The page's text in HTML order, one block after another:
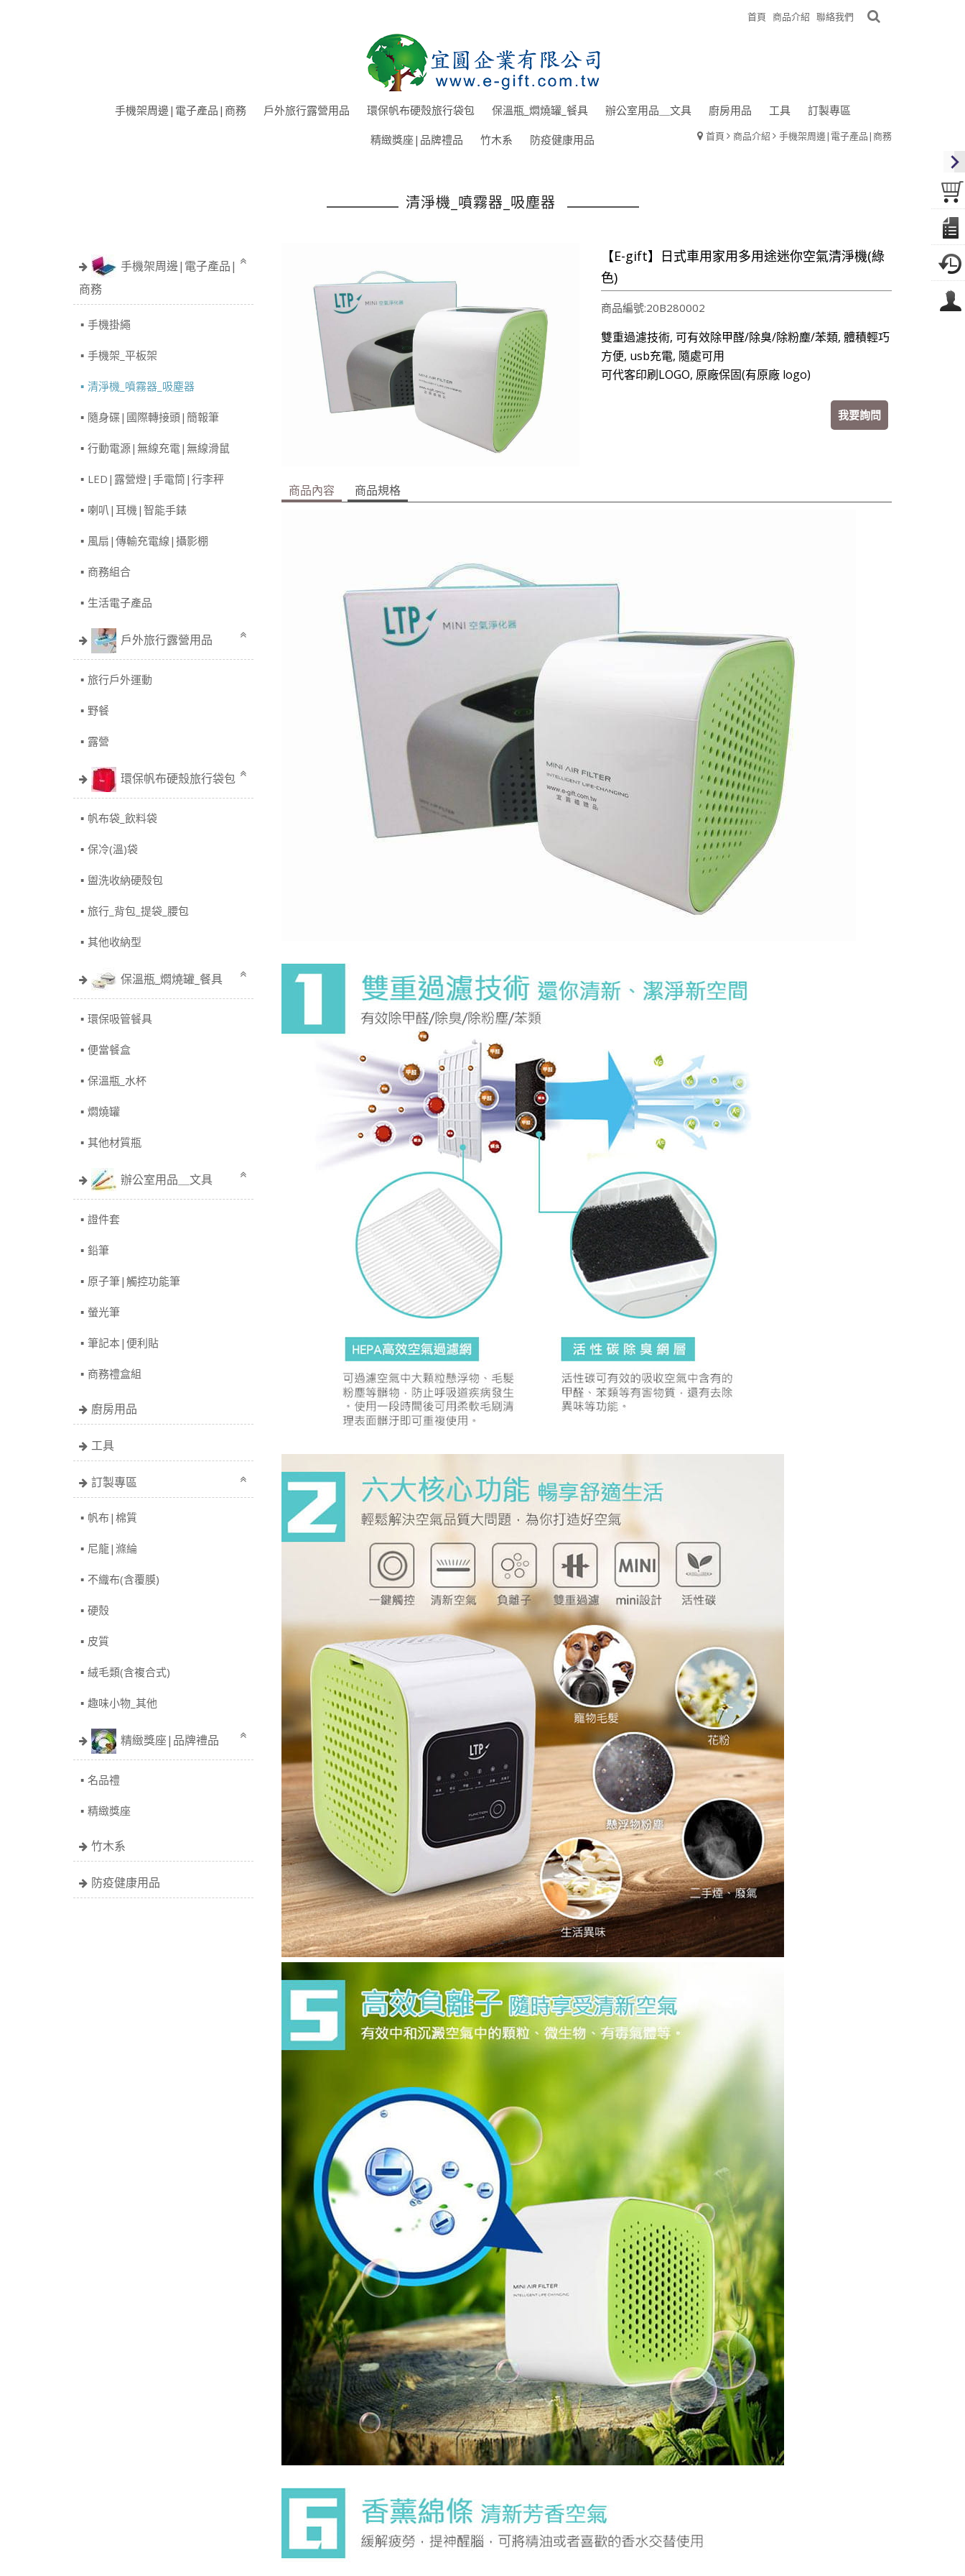
首頁 商品介紹 聯絡我們
手機架周邊|電子產品|商務 戶外旅行露營用品 環保帆布硬殼旅行袋包 保溫瓶_燜燒罐_餐具 辦公室用品＿文具 廚房用品 工具 訂製專區
精緻獎座|品牌禮品 竹木系 防疫健康用品 首頁 商品介紹 手機架周邊|電子產品|商務
清淨機_噴霧器_吸塵器
手機架周邊|電子產品|
商務
手機掛繩
手機架_平板架
清淨機_噴霧器_吸塵器
隨身碟|國際轉接頭|簡報筆
行動電源|無線充電|無線滑鼠
LED|露營燈|手電筒|行李秤
喇叭|耳機|智能手錶
風扇|傳輸充電線|攝影棚
商務組合
生活電子產品
戶外旅行露營用品
旅行戶外運動
野餐
露營
環保帆布硬殼旅行袋包
帆布袋_飲料袋
保冷(溫)袋
盥洗收納硬殼包
旅行_背包_提袋_腰包
其他收納型
保溫瓶_燜燒罐_餐具
環保吸管餐具
便當餐盒
保溫瓶_水杯
燜燒罐
其他材質瓶
辦公室用品＿文具
證件套
鉛筆
原子筆|觸控功能筆
螢光筆
筆記本|便利貼
商務禮盒組
廚房用品
工具
訂製專區
帆布|棉質
尼龍|滌綸
不織布(含覆膜)
硬殼
皮質
絨毛類(含複合式)
趣味小物_其他
精緻獎座|品牌禮品
名品禮
精緻獎座
竹木系
防疫健康用品
【E-gift】日式車用家用多用途迷你空氣清淨機(綠
色)
商品編號:20B280002
雙重過濾技術, 可有效除甲醛/除臭/除粉塵/苯類, 體積輕巧
方便, usb充電, 隨處可用
可代客印刷LOGO, 原廠保固(有原廠 logo)
我要詢問
商品內容 商品規格